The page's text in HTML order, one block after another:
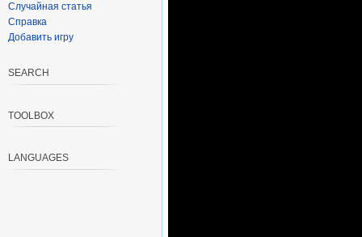
Случайная статья
Справка
Добавить игру
SEARCH
TOOLBOX
LANGUAGES